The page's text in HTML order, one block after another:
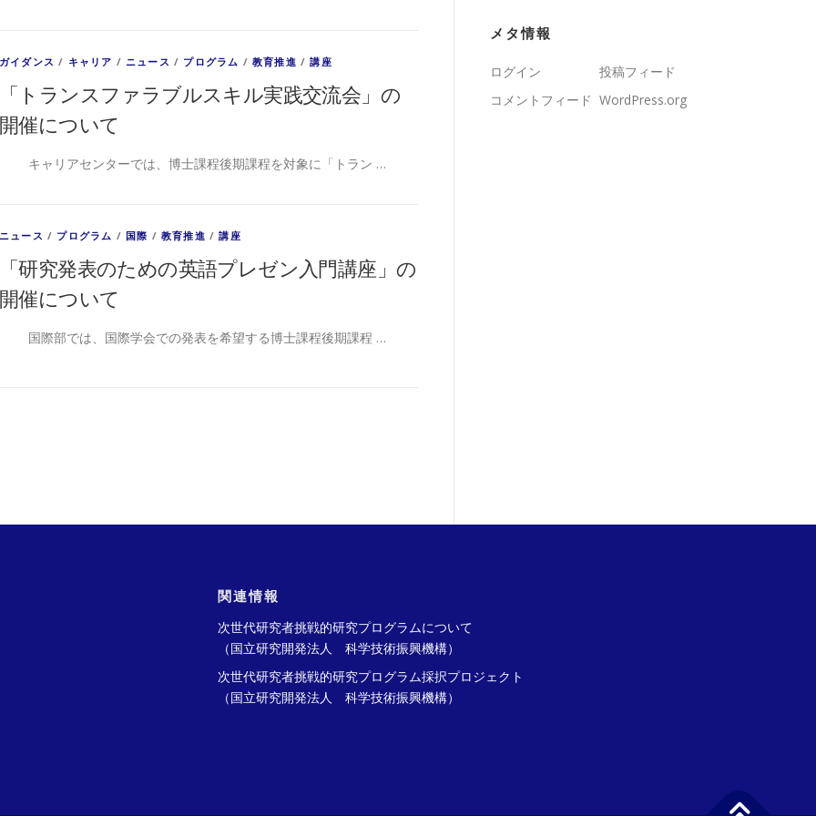
ガイダンス / キャリア / ニュース / プログラム /教育推進 /講座
「トランスファラブルスキル実践交流会」の
開催について
キャリアセンターでは、博士課程後期課程を対象に「トラン …
ニュース / プログラム /国際 /教育推進 /講座
「研究発表のための英語プレゼン入門講座」の
開催について
国際部では、国際学会での発表を希望する博士課程後期課程 …
メタ情報
ログイン
投稿フィード
コメントフィード WordPress.org
関連情報
次世代研究者挑戦的研究プログラムについて
（国立研究開発法人 科学技術振興機構）
次世代研究者挑戦的研究プログラム採択プロジェクト
（国立研究開発法人 科学技術振興機構）